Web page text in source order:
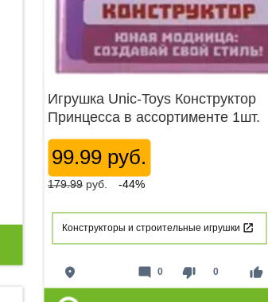
Игрушка Unic-Toys Конструктор
Принцесса в ассортименте 1шт.
99.99 руб.
179.99 руб. -44%
Конструкторы и строительные игрушки
place thumb_down 0 thumb_up
mode_comment 0